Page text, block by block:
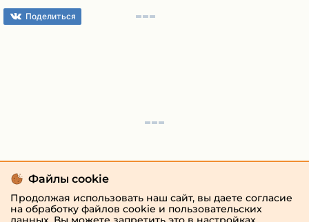
Поделиться
Файлы cookie
Продолжая использовать наш сайт, вы даете согласие
на обработку файлов cookie и пользовательских